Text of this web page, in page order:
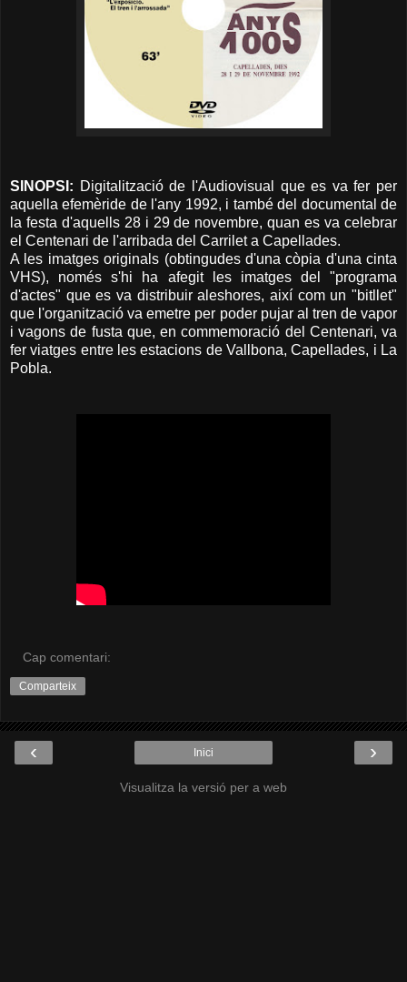
SINOPSI: Digitalització de l'Audiovisual que es va fer per
aquella efemèride de l'any 1992, i també del documental de
la festa d'aquells 28 i 29 de novembre, quan es va celebrar
el Centenari de l'arribada del Carrilet a Capellades.
A les imatges originals (obtingudes d'una còpia d'una cinta
VHS), només s'hi ha afegit les imatges del "programa
d'actes" que es va distribuir aleshores, així com un "bitllet"
que l'organització va emetre per poder pujar al tren de vapor
i vagons de fusta que, en commemoració del Centenari, va
fer viatges entre les estacions de Vallbona, Capellades, i La
Pobla.
Cap comentari:
Comparteix
‹ ›
Inici
Visualitza la versió per a web